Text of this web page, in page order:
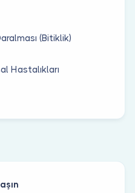
(Bitiklik)
Hastalıkları